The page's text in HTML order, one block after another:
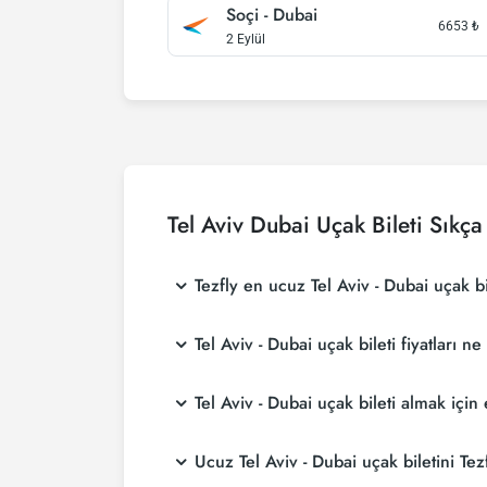
Soçi - Dubai
2 Eylül
6653 ₺
Tel Aviv Dubai Uçak Bileti
Tezfly en ucuz Tel Aviv - Dubai uçak
Tezfly sitesinde yapacağın tek bir aramada
Tel Aviv - Dubai uçak bileti fiyatları
yaparak ve promosyonları takip ederek
Tel Aviv - Dubai uçak bileti almak
daha ucuza uçarsınız.
Ucuz Tel Aviv - Dubai uçak biletini